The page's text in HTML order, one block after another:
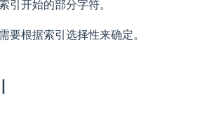
引开始的部分字符。
要根据索引选择性来确定。